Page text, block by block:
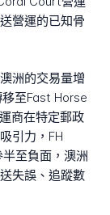
營運的已知骨
洲的交易量增
至Fast Horse
商在特定郵政
引力，FH
至負面，澳洲
失誤、追蹤數